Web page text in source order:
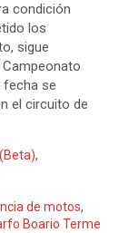
condición
los
sigue
fecha se
el circuito de
,
de motos,
Boario Terme